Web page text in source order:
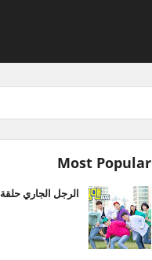
Most Popular
الرجل الجاري حلقة 192